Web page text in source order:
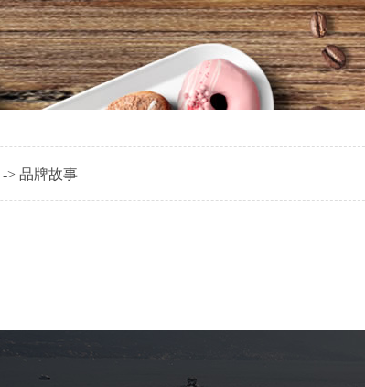
-> 品牌故事